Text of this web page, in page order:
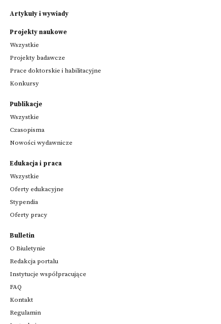
Artykuły i wywiady
Projekty naukowe
Wszystkie
Projekty badawcze
Prace doktorskie i habilitacyjne
Konkursy
Publikacje
Wszystkie
Czasopisma
Nowości wydawnicze
Edukacja i praca
Wszystkie
Oferty edukacyjne
Stypendia
Oferty pracy
Bulletin
O Biuletynie
Redakcja portalu
Instytucje współpracujące
FAQ
Kontakt
Regulamin